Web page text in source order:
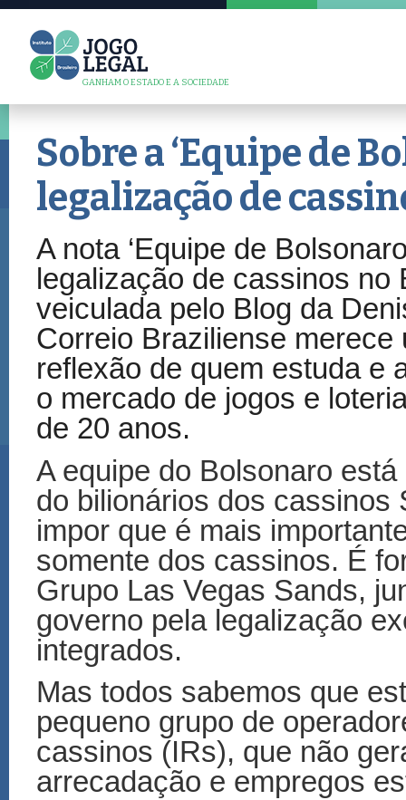
GANHAM O ESTADO E A SOCIEDADE
Sobre a ‘Equipe de
legalização de
A nota ‘Equipe de
legalização de cassinos no
veiculada pelo Blog da
Correio Braziliense merece
reflexão de quem estuda e
o mercado de jogos e
de 20 anos.
A equipe do Bolsonaro
do bilionários dos cassinos
impor que é mais
somente dos cassinos. É
Grupo Las Vegas Sands,
governo pela legalização
integrados.
Mas todos sabemos que
pequeno grupo de
cassinos (IRs), que não
arrecadação e empregos